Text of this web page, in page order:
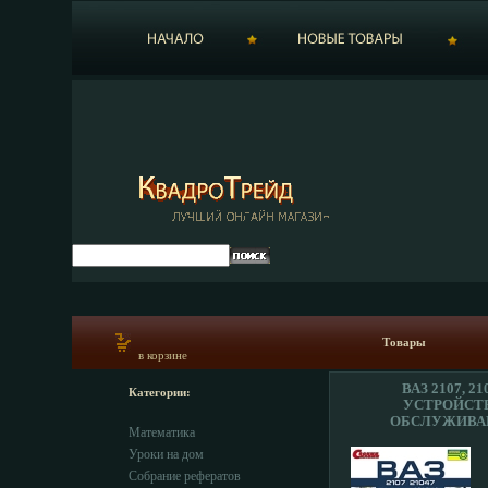
в корзине
Товары
Категории:
Математика
Уроки на дом
Собрание рефератов
ВАЗ 2107,
СЕРИЯ: СВОИМИ
ИНФО